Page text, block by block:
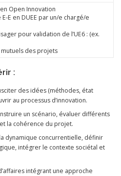
Open Innovation
E en DUEE par un/e chargé/e
pour validation de l’UE6 : (ex.
mutuels des projets
:
des idées (méthodes, état
au processus d’innovation.
un scénario, évaluer différents
la cohérence du projet.
dynamique concurrentielle, définir
intégrer le contexte sociétal et
intégrant une approche